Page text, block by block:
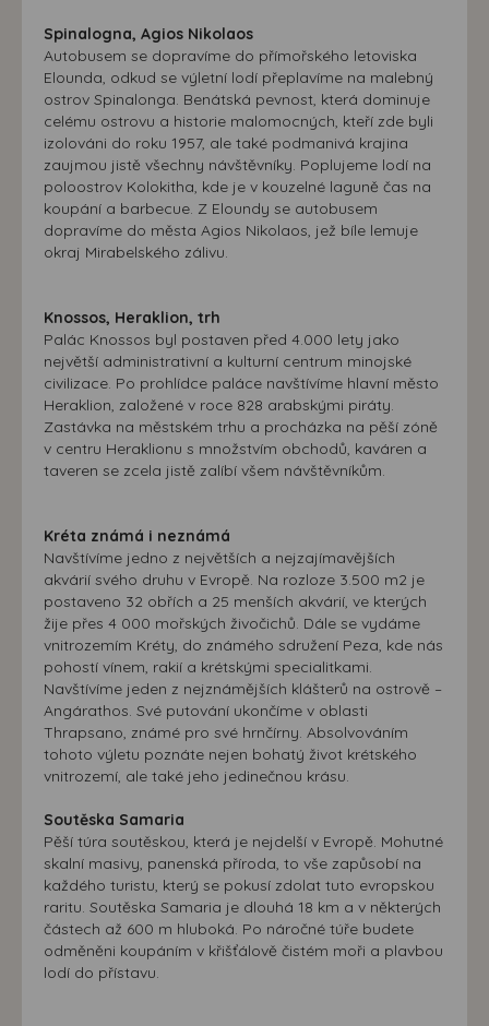
Spinalogna, Agios Nikolaos
Autobusem se dopravíme do přímořského letoviska
Elounda, odkud se výletní lodí přeplavíme na malebný
ostrov Spinalonga. Benátská pevnost, která dominuje
celému ostrovu a historie malomocných, kteří zde byli
izolováni do roku 1957, ale také podmanivá krajina
zaujmou jistě všechny návštěvníky. Poplujeme lodí na
poloostrov Kolokitha, kde je v kouzelné laguně čas na
koupání a barbecue. Z Eloundy se autobusem
dopravíme do města Agios Nikolaos, jež bíle lemuje
okraj Mirabelského zálivu.
Knossos, Heraklion, trh
Palác Knossos byl postaven před 4.000 lety jako
největší administrativní a kulturní centrum minojské
civilizace. Po prohlídce paláce navštívíme hlavní město
Heraklion, založené v roce 828 arabskými piráty.
Zastávka na městském trhu a procházka na pěší zóně
v centru Heraklionu s množstvím obchodů, kaváren a
taveren se zcela jistě zalíbí všem návštěvníkům.
Kréta známá i neznámá
Navštívíme jedno z největších a nejzajímavějších
akvárií svého druhu v Evropě. Na rozloze 3.500 m2 je
postaveno 32 obřích a 25 menších akvárií, ve kterých
žije přes 4 000 mořských živočichů. Dále se vydáme
vnitrozemím Kréty, do známého sdružení Peza, kde nás
pohostí vínem, rakií a krétskými specialitkami.
Navštívíme jeden z nejznámějších klášterů na ostrově –
Angárathos. Své putování ukončíme v oblasti
Thrapsano, známé pro své hrnčírny. Absolvováním
tohoto výletu poznáte nejen bohatý život krétského
vnitrozemí, ale také jeho jedinečnou krásu.
Soutěska Samaria
Pěší túra soutěskou, která je nejdelší v Evropě. Mohutné
skalní masivy, panenská příroda, to vše zapůsobí na
každého turistu, který se pokusí zdolat tuto evropskou
raritu. Soutěska Samaria je dlouhá 18 km a v některých
částech až 600 m hluboká. Po náročné túře budete
odměněni koupáním v křišťálově čistém moři a plavbou
lodí do přístavu.